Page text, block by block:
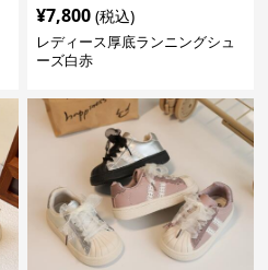
¥7,800 (税込)
レディース厚底ランニングシュ
ーズ白赤